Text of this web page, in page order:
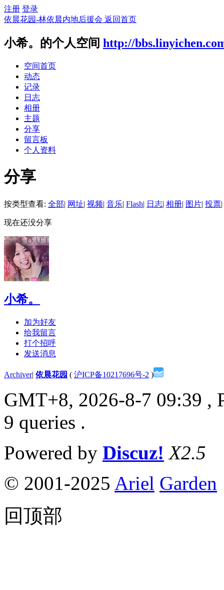
注册 登录
依晨花园-林依晨内地后援会 返回首页
小希。的个人空间 http://
空间首页
动态
记录
日志
相册
主题
分享
留言板
个人资料
分享
按类型查看: 全部| 网址| 视频| 音乐| Flash| 日志| 相册| 图片| 投票|
现在还没分享
小希。
加为好友
给我留言
打个招呼
发送消息
Archiver| 依晨花园 ( 沪ICP备10217696号-2 )
GMT+8, 2026-8-7 09:39 ,
9 queries .
Powered by Discuz! X2.5
© 2001-2025 Ariel Garden
回顶部